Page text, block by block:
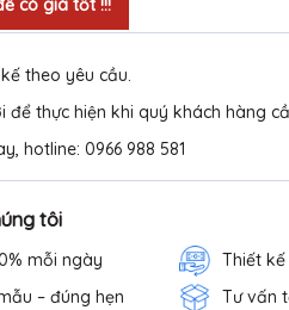
có giá tốt !!!
theo yêu cầu.
để thực hiện khi quý khách hàng
hotline: 0966 988 581
tôi
mỗi ngày
Thiết
– đúng hẹn
Tư vấn